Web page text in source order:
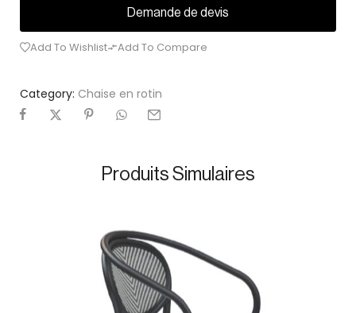
espaces en plein air. Son assise et son dossier en
rotin offrent une texture naturelle et élégante,
tandis que les accoudoirs ajoutent confort et
balcons, elle combine fonctionnalité et
esthétisme pour des moments de détente
Design : Moderne, coloré, esprit naturel
Usage : Extérieur (terrasse, jardin, balcon, coin
Demande de devis